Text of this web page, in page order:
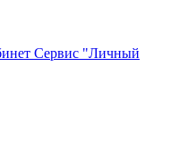
Сервис "Личный